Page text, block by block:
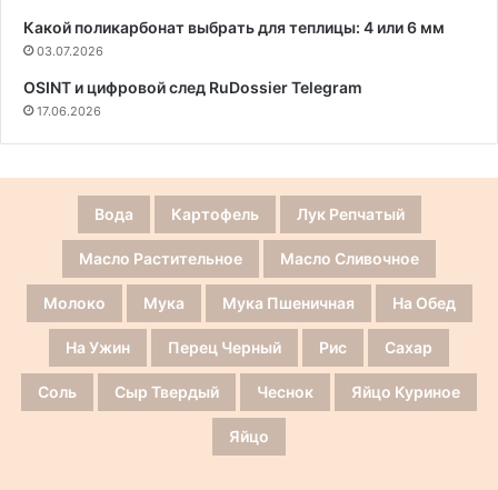
Какой поликарбонат выбрать для теплицы: 4 или 6 мм
03.07.2026
OSINT и цифровой след RuDossier Telegram
17.06.2026
Вода Картофель Лук Репчатый
Масло Растительное Масло Сливочное
Молоко Мука Мука Пшеничная На Обед
На Ужин Перец Черный Рис Сахар
Соль Сыр Твердый Чеснок Яйцо Куриное
Яйцо